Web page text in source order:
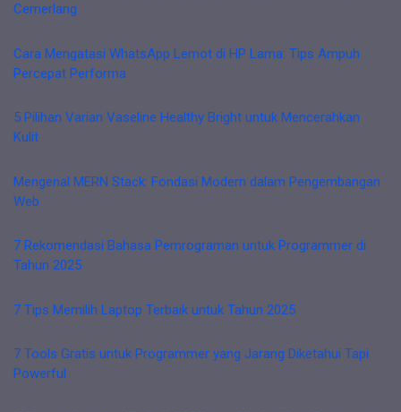
Cemerlang
Cara Mengatasi WhatsApp Lemot di HP Lama: Tips Ampuh
Percepat Performa
5 Pilihan Varian Vaseline Healthy Bright untuk Mencerahkan
Kulit
Mengenal MERN Stack: Fondasi Modern dalam Pengembangan
Web
7 Rekomendasi Bahasa Pemrograman untuk Programmer di
Tahun 2025
7 Tips Memilih Laptop Terbaik untuk Tahun 2025
7 Tools Gratis untuk Programmer yang Jarang Diketahui Tapi
Powerful